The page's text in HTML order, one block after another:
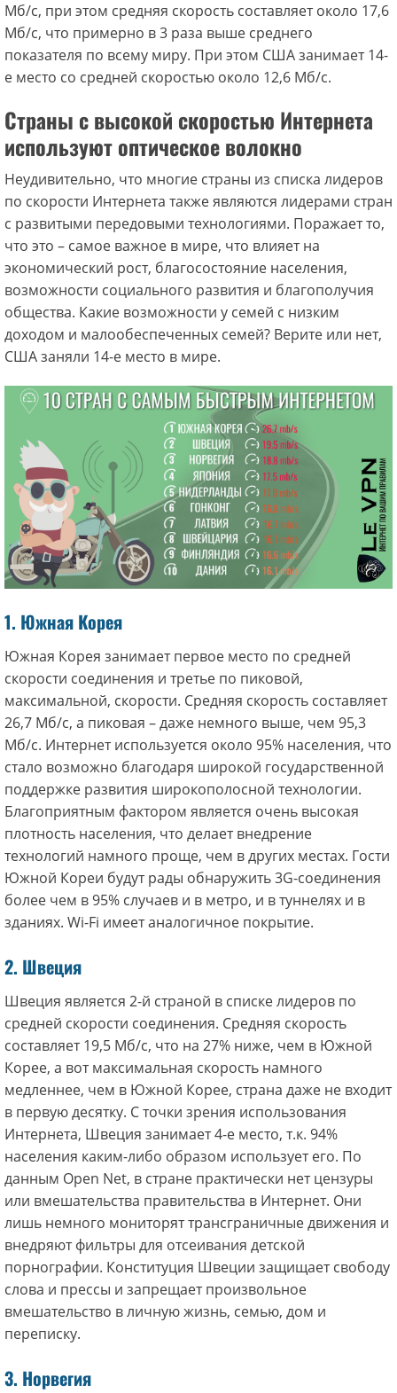
Мб/с, при этом средняя скорость составляет около 17,6
Мб/с, что примерно в 3 раза выше среднего
показателя по всему миру. При этом США занимает 14-
е место со средней скоростью около 12,6 Мб/с.
Страны с высокой скоростью Интернета
используют оптическое волокно
Неудивительно, что многие страны из списка лидеров
по скорости Интернета также являются лидерами стран
с развитыми передовыми технологиями. Поражает то,
что это – самое важное в мире, что влияет на
экономический рост, благосостояние населения,
возможности социального развития и благополучия
общества. Какие возможности у семей с низким
доходом и малообеспеченных семей? Верите или нет,
США заняли 14-е место в мире.
1. Южная Корея
Южная Корея занимает первое место по средней
скорости соединения и третье по пиковой,
максимальной, скорости. Средняя скорость составляет
26,7 Мб/с, а пиковая – даже немного выше, чем 95,3
Мб/с. Интернет используется около 95% населения, что
стало возможно благодаря широкой государственной
поддержке развития широкополосной технологии.
Благоприятным фактором является очень высокая
плотность населения, что делает внедрение
технологий намного проще, чем в других местах. Гости
Южной Кореи будут рады обнаружить 3G-соединения
более чем в 95% случаев и в метро, и в ​​туннелях и в
зданиях. Wi-Fi имеет аналогичное покрытие.
2. Швеция
Швеция является 2-й страной в списке лидеров по
средней скорости соединения. Средняя скорость
составляет 19,5 Мб/с, что на 27% ниже, чем в Южной
Корее, а вот максимальная скорость намного
медленнее, чем в Южной Корее, страна даже не входит
в первую десятку. С точки зрения использования
Интернета, Швеция занимает 4-е место, т.к. 94%
населения каким-либо образом использует его. По
данным Open Net, в стране практически нет цензуры
или вмешательства правительства в Интернет. Они
лишь немного мониторят трансграничные движения и
внедряют фильтры для отсеивания детской
порнографии. Конституция Швеции защищает свободу
слова и прессы и запрещает произвольное
вмешательство в личную жизнь, семью, дом и
переписку.
3. Норвегия